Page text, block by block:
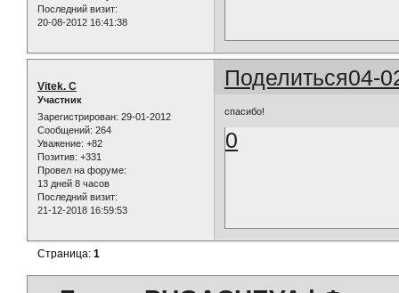
Последний визит:
20-08-2012 16:41:38
Поделиться04-
Vitek. C
Участник
Зарегистрирован: 29-01-2012
Сообщений: 264
Уважение: +82
Позитив: +331
Провел на форуме:
13 дней 8 часов
Последний визит:
21-12-2018 16:59:53
спасибо!
0
Страница:1